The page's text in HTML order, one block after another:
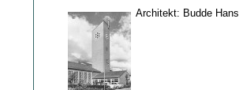
Architekt: Budde Hans